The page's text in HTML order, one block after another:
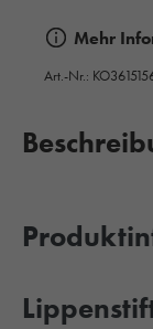
Mehr
Art.-Nr.: